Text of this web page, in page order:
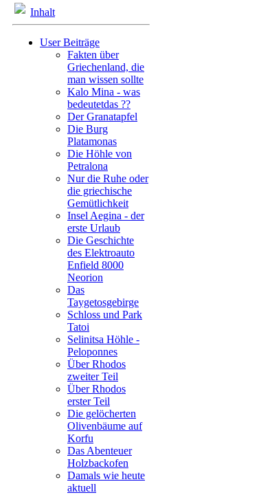
Inhalt
User Beiträge
Fakten über
Griechenland, die
man wissen sollte
Kalo Mina - was
bedeutetdas ??
Der Granatapfel
Die Burg
Platamonas
Die Höhle von
Petralona
Nur die Ruhe oder
die griechische
Gemütlichkeit
Insel Aegina - der
erste Urlaub
Die Geschichte
des Elektroauto
Enfield 8000
Neorion
Das
Taygetosgebirge
Schloss und Park
Tatoi
Selinitsa Höhle -
Peloponnes
Über Rhodos
zweiter Teil
Über Rhodos
erster Teil
Die gelöcherten
Olivenbäume auf
Korfu
Das Abenteuer
Holzbackofen
Damals wie heute
aktuell